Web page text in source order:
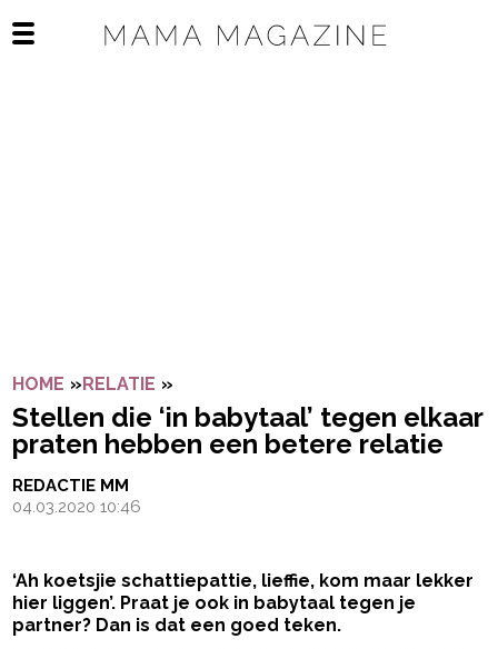
Open het mobiele menu
HOME »RELATIE »
Stellen die ‘in babytaal’ tegen elkaar
praten hebben een betere relatie
REDACTIE MM
04.03.2020 10:46
‘Ah koetsjie schattiepattie, lieffie, kom maar lekker
hier liggen’. Praat je ook in babytaal tegen je
partner? Dan is dat een goed teken.